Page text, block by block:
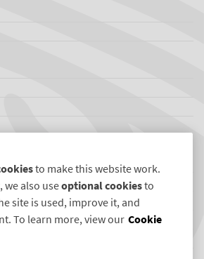
to make this website work.
we also useoptional cookiesto
site is used, improve it, and
To learn more, view our Cookie